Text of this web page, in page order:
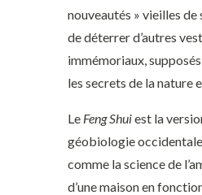
nouveautés » vieilles
de déterrer d’autres
immémoriaux,
les secrets de la nature
Le Feng Shuiest la
géobiologie
comme la science de
d’une maison en